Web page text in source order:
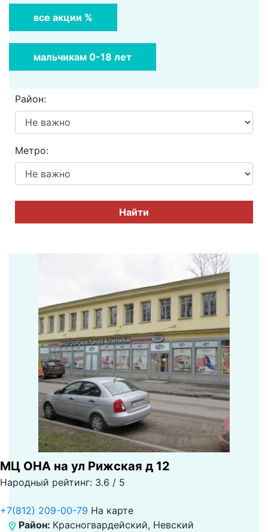
все акции %
мальчикам 0-18 лет
Район:
Метро:
Найти
МЦ ОНА на ул Рижская д 12
Народный рейтинг: 3.6 / 5
+7(812) 209-00-79 На карте
Район: Красногвардейский, Невский